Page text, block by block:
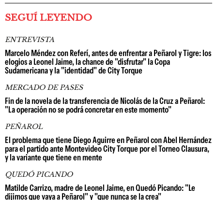
SEGUÍ LEYENDO
ENTREVISTA
Marcelo Méndez con Referí, antes de enfrentar a Peñarol y Tigre: los
elogios a Leonel Jaime, la chance de "disfrutar" la Copa
Sudamericana y la "identidad" de City Torque
MERCADO DE PASES
Fin de la novela de la transferencia de Nicolás de la Cruz a Peñarol:
"La operación no se podrá concretar en este momento"
PEÑAROL
El problema que tiene Diego Aguirre en Peñarol con Abel Hernández
para el partido ante Montevideo City Torque por el Torneo Clausura,
y la variante que tiene en mente
QUEDÓ PICANDO
Matilde Carrizo, madre de Leonel Jaime, en Quedó Picando: "Le
dijimos que vaya a Peñarol" y "que nunca se la crea"